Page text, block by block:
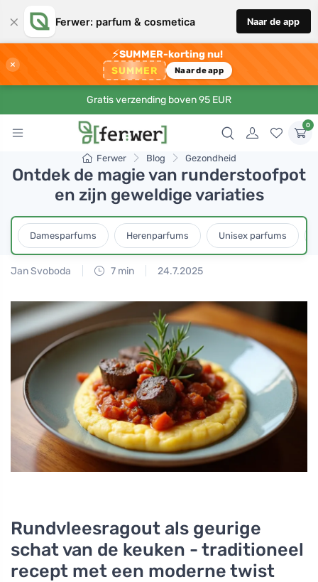
× Ferwer: parfum & cosmetica Naar de app
×
⚡SUMMER-korting nu!
SUMMER Naar de app
Gratis verzending boven 95 EUR
0
Ferwer Blog Gezondheid
Ontdek de magie van runderstoofpot
en zijn geweldige variaties
Damesparfums Herenparfums Unisex parfums
Jan Svoboda 7 min 24.7.2025
Rundvleesragout als geurige
schat van de keuken - traditioneel
recept met een moderne twist